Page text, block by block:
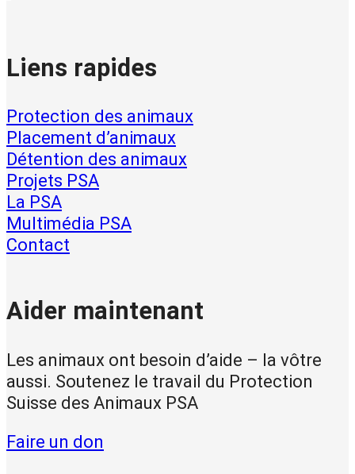
Liens rapides
Protection des animaux
Placement d’animaux
Détention des animaux
Projets PSA
La PSA
Multimédia PSA
Contact
Aider maintenant
Les animaux ont besoin d’aide – la vôtre
aussi. Soutenez le travail du Protection
Suisse des Animaux PSA
Faire un don